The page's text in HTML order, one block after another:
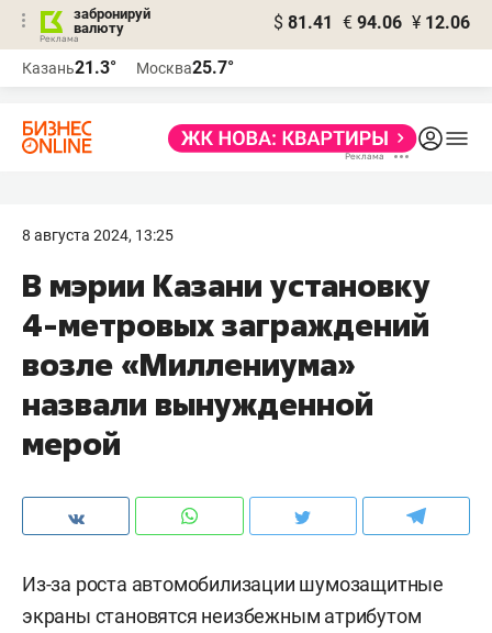
забронируй
валюту
$ 81.41 € 94.06 ¥ 12.06
Казань21.3° Москва25.7°
8 августа 2024, 13:25
В мэрии Казани установку
4-метровых заграждений
возле «Миллениума»
назвали вынужденной
мерой
Из-за роста автомобилизации шумозащитные
экраны становятся неизбежным атрибутом